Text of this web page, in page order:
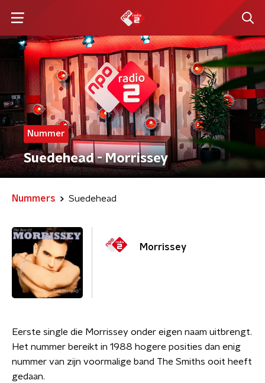
Nummer
Suedehead - Morrissey
Nummers Suedehead
Morrissey
Eerste single die Morrissey onder eigen naam uitbrengt.
Het nummer bereikt in 1988 hogere posities dan enig
nummer van zijn voormalige band The Smiths ooit heeft
gedaan.